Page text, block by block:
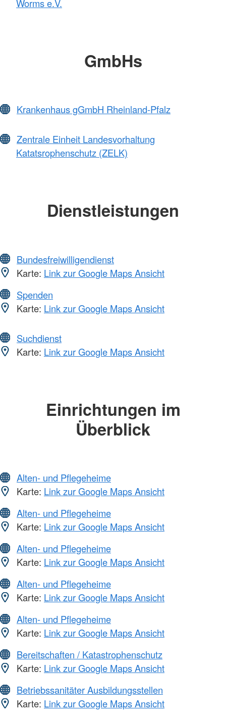
Worms e.V.
GmbHs
Krankenhaus gGmbH Rheinland-Pfalz
Zentrale Einheit Landesvorhaltung
Katatsrophenschutz (ZELK)
Dienstleistungen
Bundesfreiwilligendienst
Karte: Link zur Google Maps Ansicht
Spenden
Karte: Link zur Google Maps Ansicht
Suchdienst
Karte: Link zur Google Maps Ansicht
Einrichtungen im
Überblick
Alten- und Pflegeheime
Karte: Link zur Google Maps Ansicht
Alten- und Pflegeheime
Karte: Link zur Google Maps Ansicht
Alten- und Pflegeheime
Karte: Link zur Google Maps Ansicht
Alten- und Pflegeheime
Karte: Link zur Google Maps Ansicht
Alten- und Pflegeheime
Karte: Link zur Google Maps Ansicht
Bereitschaften / Katastrophenschutz
Karte: Link zur Google Maps Ansicht
Betriebssanitäter Ausbildungsstellen
Karte: Link zur Google Maps Ansicht